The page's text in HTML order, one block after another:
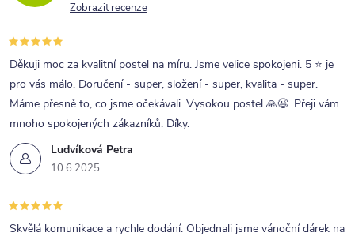
Zobrazit recenze
Ludvíková Petra
10.6.2025
Děkuji moc za kvalitní postel na míru. Jsme velice spokojeni. 5 ⭐ je
pro vás málo. Doručení - super, složení - super, kvalita - super.
Máme přesně to, co jsme očekávali. Vysokou postel 🙏😉. Přeji vám
mnoho spokojených zákazníků. Díky.
Skvělá komunikace a rychle dodání. Objednali jsme vánoční dárek na